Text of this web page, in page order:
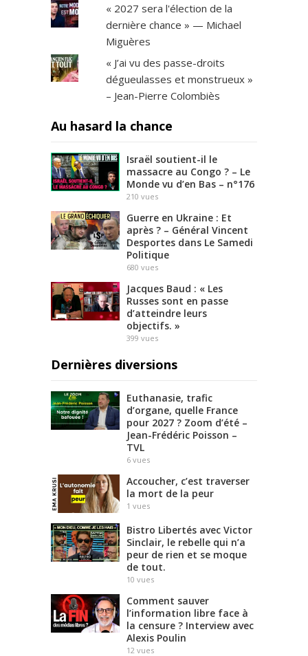
« 2027 sera l'élection de la
dernière chance » — Michael
Miguères
« J’ai vu des passe-droits
dégueulasses et monstrueux »
– Jean-Pierre Colombiès
Au hasard la chance
Israël soutient-il le
massacre au Congo ? – Le
Monde vu d’en Bas – n°176
210 vues
Guerre en Ukraine : Et
après ? – Général Vincent
Desportes dans Le Samedi
Politique
680 vues
Jacques Baud : « Les
Russes sont en passe
d’atteindre leurs
objectifs. »
399 vues
Dernières diversions
Euthanasie, trafic
d’organe, quelle France
pour 2027 ? Zoom d’été –
Jean-Frédéric Poisson –
TVL
6 vues
Accoucher, c’est traverser
la mort de la peur
1 vues
Bistro Libertés avec Victor
Sinclair, le rebelle qui n’a
peur de rien et se moque
de tout.
10 vues
Comment sauver
l’information libre face à
la censure ? Interview avec
Alexis Poulin
12 vues